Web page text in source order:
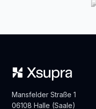
Mansfelder Straße 1
06108 Halle (Saale)